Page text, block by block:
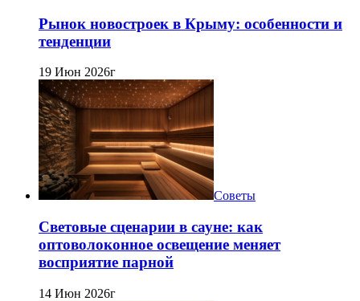
Рынок новостроек в Крыму: особенности и
тенденции
19 Июн 2026г
Советы
Световые сценарии в сауне: как
оптоволоконное освещение меняет
восприятие парной
14 Июн 2026г